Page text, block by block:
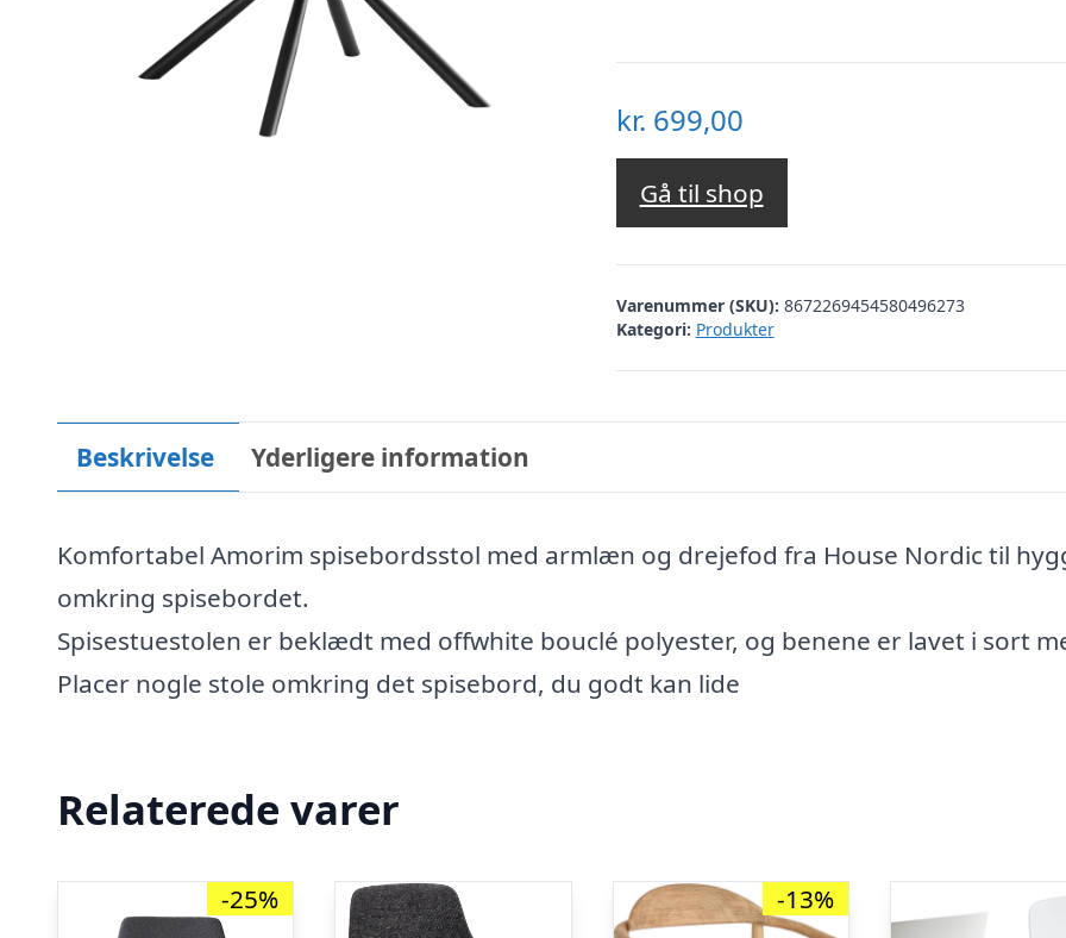
kr. 699,00
Gå til shop
Varenummer (SKU): 8672269454580496273
Kategori: Produkter
Beskrivelse Yderligere information
Komfortabel Amorim spisebordsstol med armlæn og drejefod fra House Nordic til
omkring spisebordet.
Spisestuestolen er beklædt med offwhite bouclé polyester, og benene er lavet i sort
Placer nogle stole omkring det spisebord, du godt kan lide
Relaterede varer
-25% -13%